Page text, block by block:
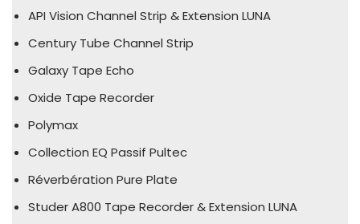
API Vision Channel Strip & Extension LUNA
Century Tube Channel Strip
Galaxy Tape Echo
Oxide Tape Recorder
Polymax
Collection EQ Passif Pultec
Réverbération Pure Plate
Studer A800 Tape Recorder & Extension LUNA